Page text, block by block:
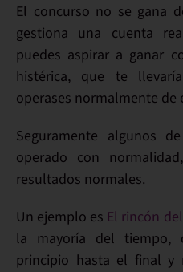
El concurso no se gana
gestiona una cuenta
puedes aspirar a ganar
histérica, que te
operases normalmente de
Seguramente algunos
operado con
resultados normales.
Un ejemplo es El rincón
la mayoría del tiempo,
principio hasta el final y